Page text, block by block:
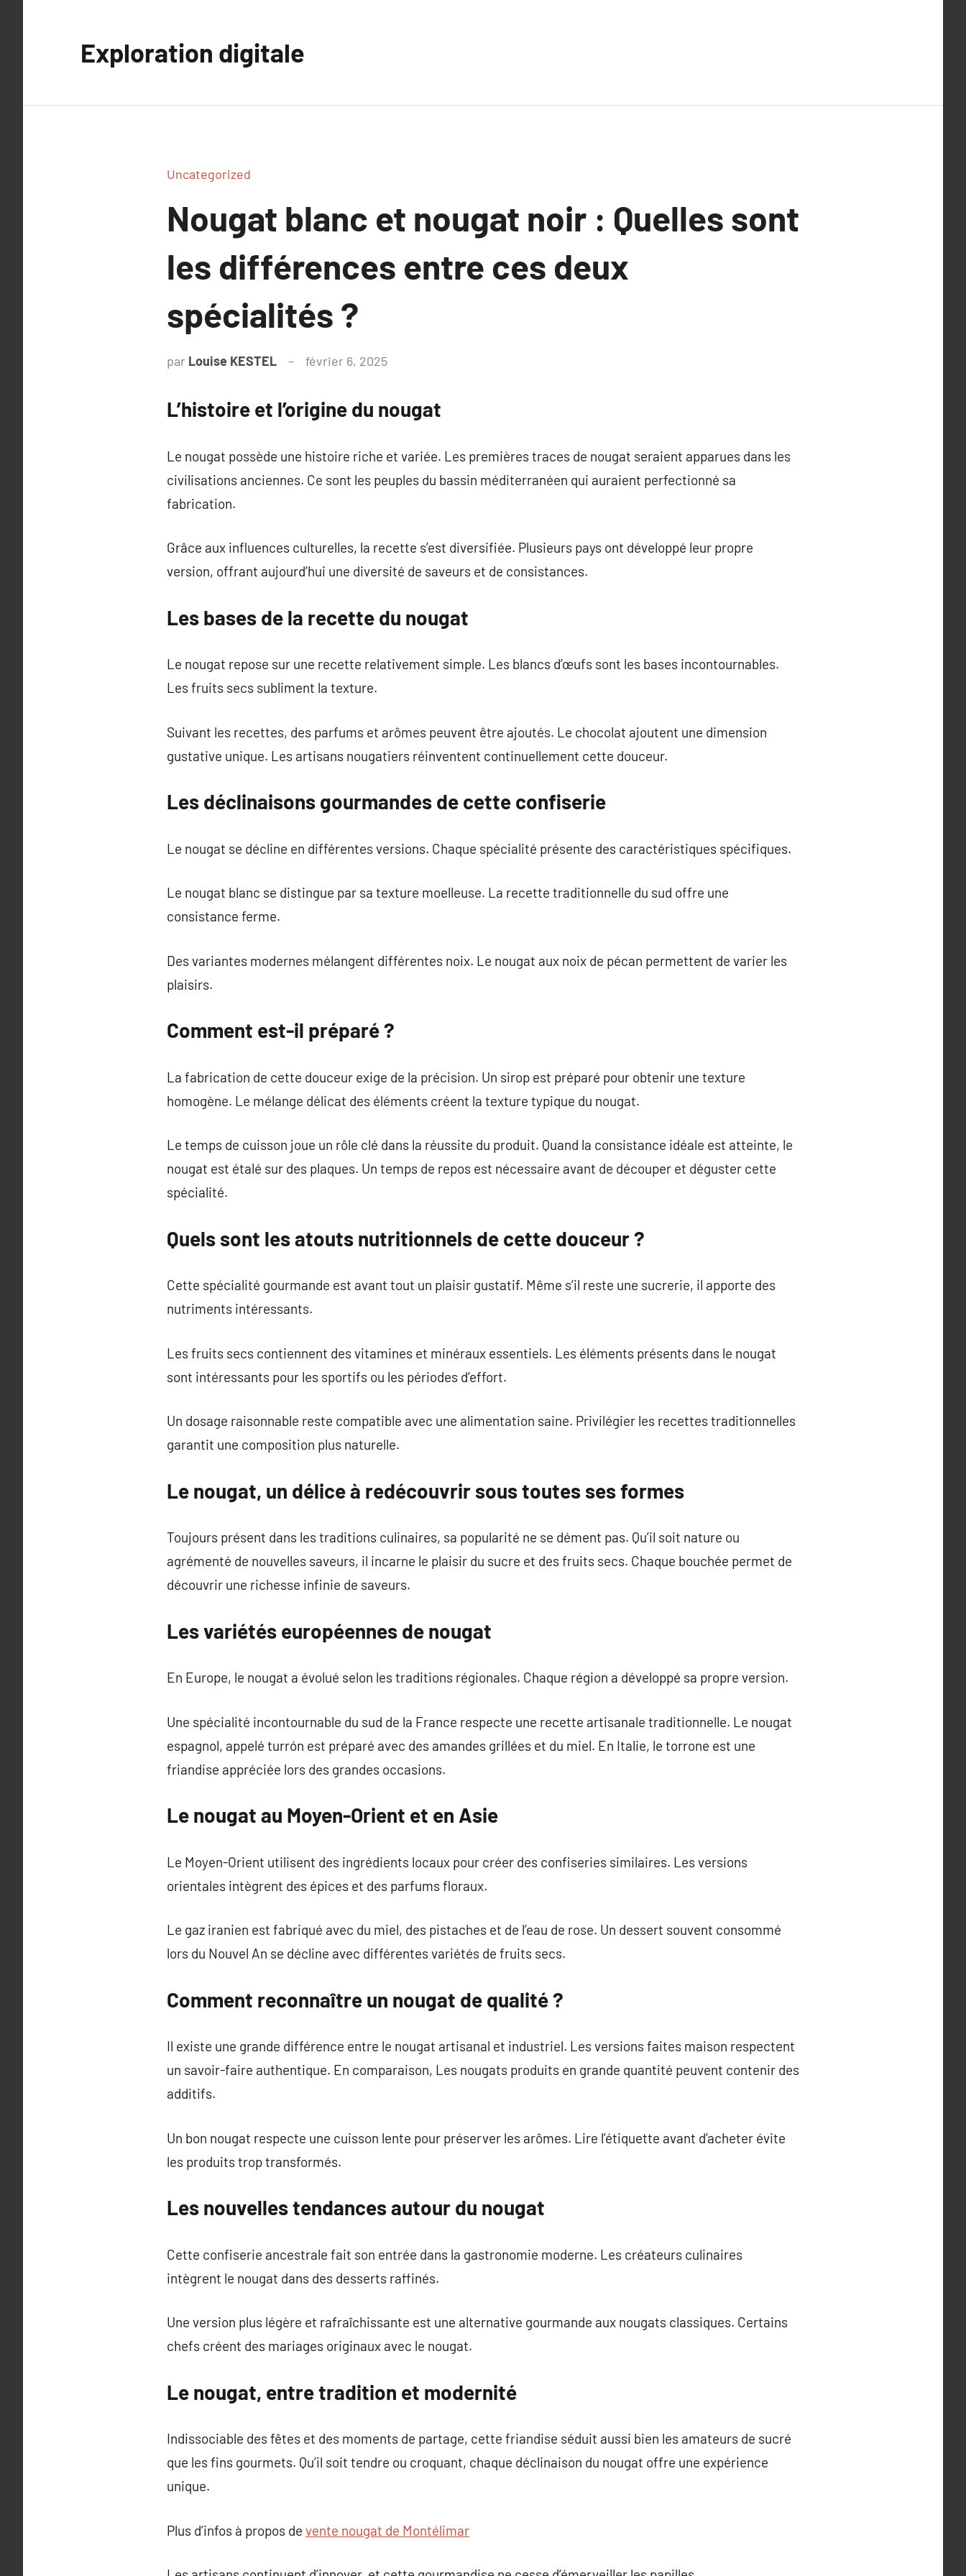
Exploration digitale
Uncategorized
Nougat blanc et nougat noir : Quelles sont
les différences entre ces deux
spécialités ?
par Louise KESTEL février 6, 2025
L’histoire et l’origine du nougat
Le nougat possède une histoire riche et variée. Les premières traces de nougat seraient apparues dans les
civilisations anciennes. Ce sont les peuples du bassin méditerranéen qui auraient perfectionné sa
fabrication.
Grâce aux influences culturelles, la recette s’est diversifiée. Plusieurs pays ont développé leur propre
version, offrant aujourd’hui une diversité de saveurs et de consistances.
Les bases de la recette du nougat
Le nougat repose sur une recette relativement simple. Les blancs d’œufs sont les bases incontournables.
Les fruits secs subliment la texture.
Suivant les recettes, des parfums et arômes peuvent être ajoutés. Le chocolat ajoutent une dimension
gustative unique. Les artisans nougatiers réinventent continuellement cette douceur.
Les déclinaisons gourmandes de cette confiserie
Le nougat se décline en différentes versions. Chaque spécialité présente des caractéristiques spécifiques.
Le nougat blanc se distingue par sa texture moelleuse. La recette traditionnelle du sud offre une
consistance ferme.
Des variantes modernes mélangent différentes noix. Le nougat aux noix de pécan permettent de varier les
plaisirs.
Comment est-il préparé ?
La fabrication de cette douceur exige de la précision. Un sirop est préparé pour obtenir une texture
homogène. Le mélange délicat des éléments créent la texture typique du nougat.
Le temps de cuisson joue un rôle clé dans la réussite du produit. Quand la consistance idéale est atteinte, le
nougat est étalé sur des plaques. Un temps de repos est nécessaire avant de découper et déguster cette
spécialité.
Quels sont les atouts nutritionnels de cette douceur ?
Cette spécialité gourmande est avant tout un plaisir gustatif. Même s’il reste une sucrerie, il apporte des
nutriments intéressants.
Les fruits secs contiennent des vitamines et minéraux essentiels. Les éléments présents dans le nougat
sont intéressants pour les sportifs ou les périodes d’effort.
Un dosage raisonnable reste compatible avec une alimentation saine. Privilégier les recettes traditionnelles
garantit une composition plus naturelle.
Le nougat, un délice à redécouvrir sous toutes ses formes
Toujours présent dans les traditions culinaires, sa popularité ne se dément pas. Qu’il soit nature ou
agrémenté de nouvelles saveurs, il incarne le plaisir du sucre et des fruits secs. Chaque bouchée permet de
découvrir une richesse infinie de saveurs.
Les variétés européennes de nougat
En Europe, le nougat a évolué selon les traditions régionales. Chaque région a développé sa propre version.
Une spécialité incontournable du sud de la France respecte une recette artisanale traditionnelle. Le nougat
espagnol, appelé turrón est préparé avec des amandes grillées et du miel. En Italie, le torrone est une
friandise appréciée lors des grandes occasions.
Le nougat au Moyen-Orient et en Asie
Le Moyen-Orient utilisent des ingrédients locaux pour créer des confiseries similaires. Les versions
orientales intègrent des épices et des parfums floraux.
Le gaz iranien est fabriqué avec du miel, des pistaches et de l’eau de rose. Un dessert souvent consommé
lors du Nouvel An se décline avec différentes variétés de fruits secs.
Comment reconnaître un nougat de qualité ?
Il existe une grande différence entre le nougat artisanal et industriel. Les versions faites maison respectent
un savoir-faire authentique. En comparaison, Les nougats produits en grande quantité peuvent contenir des
additifs.
Un bon nougat respecte une cuisson lente pour préserver les arômes. Lire l’étiquette avant d’acheter évite
les produits trop transformés.
Les nouvelles tendances autour du nougat
Cette confiserie ancestrale fait son entrée dans la gastronomie moderne. Les créateurs culinaires
intègrent le nougat dans des desserts raffinés.
Une version plus légère et rafraîchissante est une alternative gourmande aux nougats classiques. Certains
chefs créent des mariages originaux avec le nougat.
Le nougat, entre tradition et modernité
Indissociable des fêtes et des moments de partage, cette friandise séduit aussi bien les amateurs de sucré
que les fins gourmets. Qu’il soit tendre ou croquant, chaque déclinaison du nougat offre une expérience
unique.
Plus d’infos à propos de vente nougat de Montélimar